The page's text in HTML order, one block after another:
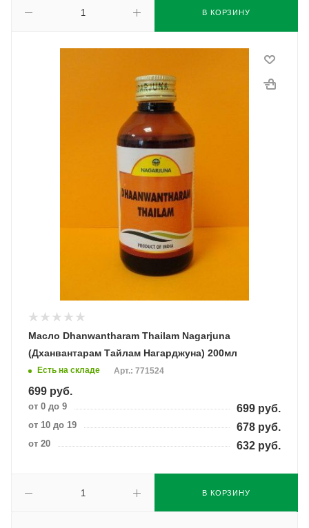
В КОРЗИНУ
Масло Dhanwantharam Thailam Nagarjuna
(Дханвантарам Тайлам Нагарджуна) 200мл
Есть на складе Арт.: 771524
699 руб.
от 0 до 9 699 руб.
от 10 до 19 678 руб.
от 20 632 руб.
В КОРЗИНУ